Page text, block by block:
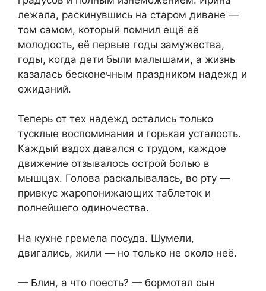
лежала, раскинувшись на старом диване —
том самом, который помнил ещё её
молодость, её первые годы замужества,
годы, когда дети были малышами, а жизнь
казалась бесконечным праздником надежд и
ожиданий.
Теперь от тех надежд остались только
тусклые воспоминания и горькая усталость.
Каждый вздох давался с трудом, каждое
движение отзывалось острой болью в
мышцах. Голова раскалывалась, во рту —
привкус жаропонижающих таблеток и
полнейшего одиночества.
На кухне гремела посуда. Шумели,
двигались, жили — но только не около неё.
— Блин, а что поесть? — бормотал сын